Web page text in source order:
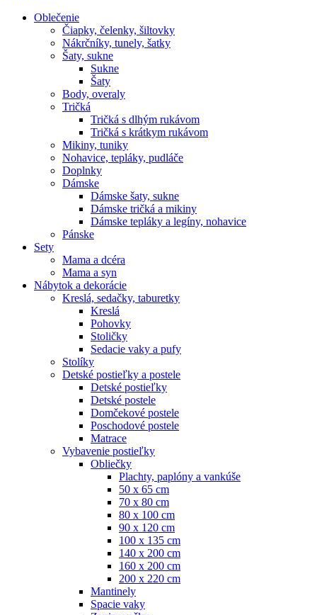
Oblečenie
Čiapky, čelenky, šiltovky
Nákrčníky, tunely, šatky
Šaty, sukne
Sukne
Šaty
Body, overaly
Tričká
Tričká s dlhým rukávom
Tričká s krátkym rukávom
Mikiny, tuniky
Nohavice, tepláky, pudláče
Doplnky
Dámske
Dámske šaty, sukne
Dámske tričká a mikiny
Dámske tepláky a legíny, nohavice
Pánske
Sety
Mama a dcéra
Mama a syn
Nábytok a dekorácie
Kreslá, sedačky, taburetky
Kreslá
Pohovky
Stoličky
Sedacie vaky a pufy
Stolíky
Detské postieľky a postele
Detské postieľky
Detské postele
Domčekové postele
Poschodové postele
Matrace
Vybavenie postieľky
Obliečky
Plachty, paplóny a vankúše
50 x 65 cm
70 x 80 cm
80 x 100 cm
90 x 120 cm
100 x 135 cm
140 x 200 cm
160 x 200 cm
200 x 220 cm
Mantinely
Spacie vaky